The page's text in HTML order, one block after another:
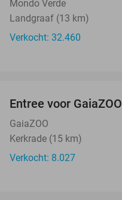
Mondo Verde
Landgraaf (13 km)
Verkocht: 32.460
Entree voor GaiaZOO
GaiaZOO
Kerkrade (15 km)
Verkocht: 8.027